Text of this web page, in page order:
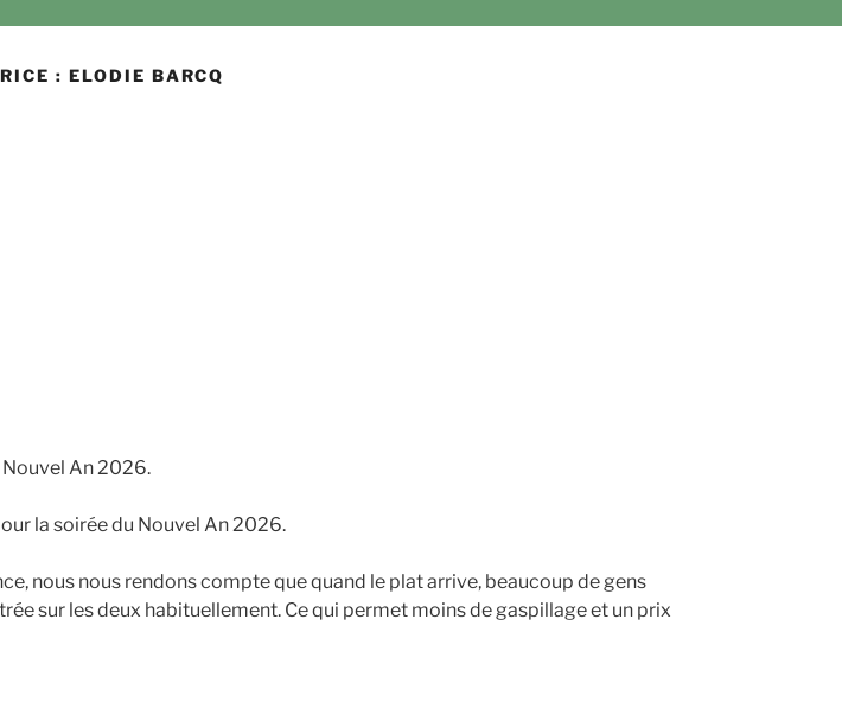
: ELODIE BARCQ
Nouvel An 2026.
la soirée du Nouvel An 2026.
nous nous rendons compte que quand le plat arrive, beaucoup de gens
sur les deux habituellement. Ce qui permet moins de gaspillage et un prix